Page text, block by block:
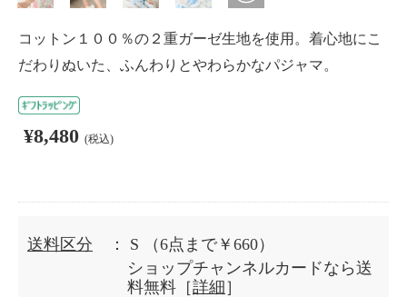
コットン１００％の２重ガーゼ生地を使用。着心地にこ
だわりぬいた、ふんわりとやわらかなパジャマ。
¥8,480 (税込)
送料区分 ： S
（6点まで￥660）
ショップチャンネルカードなら送
料無料［詳細 ］